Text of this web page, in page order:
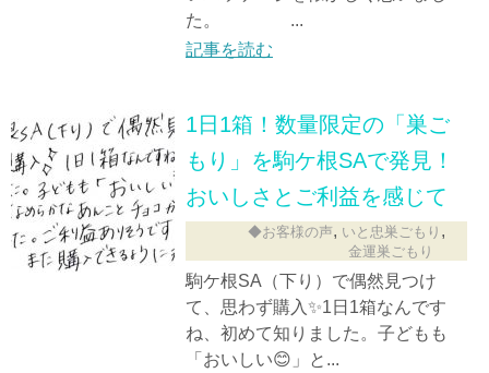
た。 ...
記事を読む
1日1箱！数量限定の「巣ご
もり」を駒ケ根SAで発見！
おいしさとご利益を感じて
◆お客様の声, いと忠巣ごもり ,
金運巣ごもり
駒ケ根SA（下り）で偶然見つけ
て、思わず購入✨1日1箱なんです
ね、初めて知りました。子どもも
「おいしい😊」と...